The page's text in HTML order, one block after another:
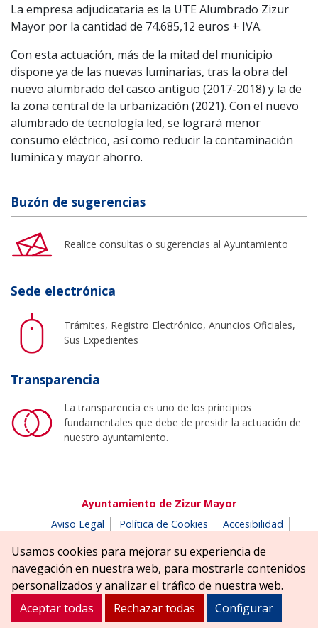
La empresa adjudicataria es la UTE Alumbrado Zizur
Mayor por la cantidad de 74.685,12 euros + IVA.
Con esta actuación, más de la mitad del municipio
dispone ya de las nuevas luminarias, tras la obra del
nuevo alumbrado del casco antiguo (2017-2018) y la de
la zona central de la urbanización (2021). Con el nuevo
alumbrado de tecnología led, se logrará menor
consumo eléctrico, así como reducir la contaminación
lumínica y mayor ahorro.
Buzón de sugerencias
Realice consultas o sugerencias al Ayuntamiento
Sede electrónica
Trámites, Registro Electrónico, Anuncios Oficiales,
Sus Expedientes
Transparencia
La transparencia es uno de los principios
fundamentales que debe de presidir la actuación de
nuestro ayuntamiento.
Ayuntamiento de Zizur Mayor
Aviso Legal
Política de Cookies
Accesibilidad
Parque Erreniega parkea, s/n | 31180 Zizur Mayor-Zizur
Nagusia (NAVARRA-NAFARROA)
Tel. 948 181900
ayuntamiento@zizurmayor.es
Usamos cookies para mejorar su experiencia de
navegación en nuestra web, para mostrarle contenidos
personalizados y analizar el tráfico de nuestra web.
Aceptar todas
Rechazar todas Configurar